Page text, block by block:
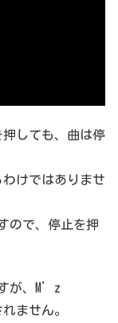
しても、曲は停
けではありませ
ので、停止を押
が、M’z
ません。